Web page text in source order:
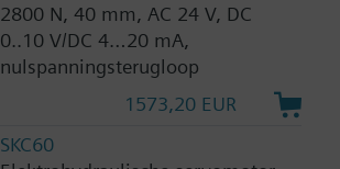
2800 N, 40 mm, AC 24 V, DC
0..10 V/DC 4…20 mA,
nulspanningsterugloop
1573,20 EUR
SKC60